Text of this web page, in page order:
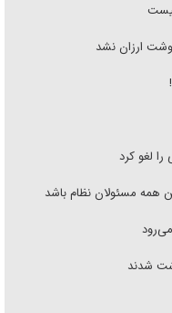
لغو کرد
همه مسئولان نظام باشد